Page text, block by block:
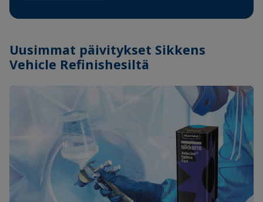
Uusimmat päivitykset Sikkens
Vehicle Refinishesiltä